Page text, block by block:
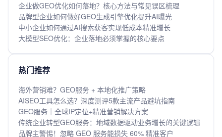
企业做GEO优化如何落地？核心方法与常见误区梳理
品牌型企业如何做好GEO生成引擎优化提升AI曝光
中小企业如何通过AI搜索获客实现低成本精准增长
大模型SEO优化：企业落地必须掌握的核心要点
热门推荐
海外营销难？GEO服务 + 本地化推广策略
AISEO工具怎么选？深度测评5款主流产品避坑指南
GEO服务｜全球IP定位+精准营销解决方案
传统企业转型GEO服务：地域数据驱动业务增长的关键逻辑
品牌主警惕！忽略 GEO 服务能损失 60% 精准客户